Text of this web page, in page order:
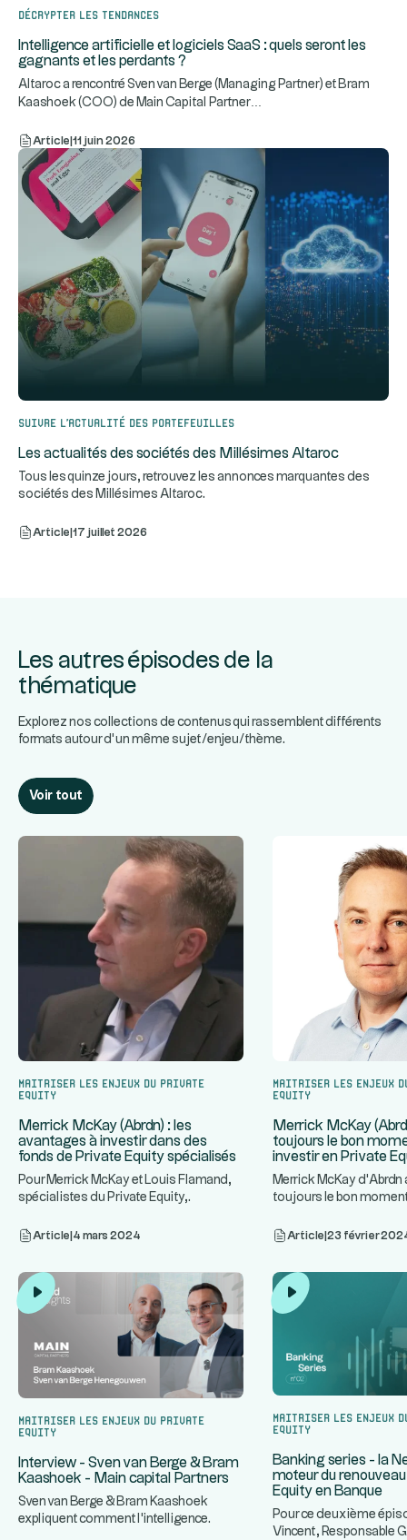
Décrypter les tendances
Intelligence artificielle et logiciels SaaS : quels seront les
gagnants et les perdants ?
Altaroc a rencontré Sven van Berge (Managing Partner) et Bram
Kaashoek (COO) de Main Capital Partner
Article 11 juin 2026
Suivre l’actualité des portefeuilles
Les actualités des sociétés des Millésimes Altaroc
Tous les quinze jours, retrouvez les annonces marquantes des
sociétés des Millésimes Altaroc.
Article 17 juillet 2026
Les autres épisodes de la
thématique
Explorez nos collections de contenus qui rassemblent différents
formats autour d’un même sujet/enjeu/thème.
Voir tout
Maitriser les enjeux du Private
Equity
Merrick McKay (Abrdn) : les
avantages à investir dans des
fonds de Private Equity spécialisés
Pour Merrick McKay et Louis Flamand,
spécialistes du Private Equity,
Article 4 mars 2024
Maitriser les enjeux
Equity
Merrick McKay
toujours le bon
investir en Private
Merrick McKay
toujours le bon
Article 23 février
Maitriser les enjeux du Private
Equity
Interview - Sven van Berge & Bram
Kaashoek - Main capital Partners
Sven van Berge & Bram Kaashoek
expliquent comment l'intelligence
Maitriser les enjeux
Equity
Banking series - la
moteur du
Equity en Banque
Pour ce deuxième
Vincent, Responsable